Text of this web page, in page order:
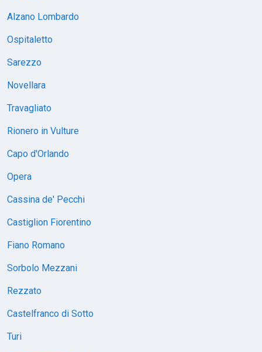
Alzano Lombardo
Ospitaletto
Sarezzo
Novellara
Travagliato
Rionero in Vulture
Capo d'Orlando
Opera
Cassina de' Pecchi
Castiglion Fiorentino
Fiano Romano
Sorbolo Mezzani
Rezzato
Castelfranco di Sotto
Turi